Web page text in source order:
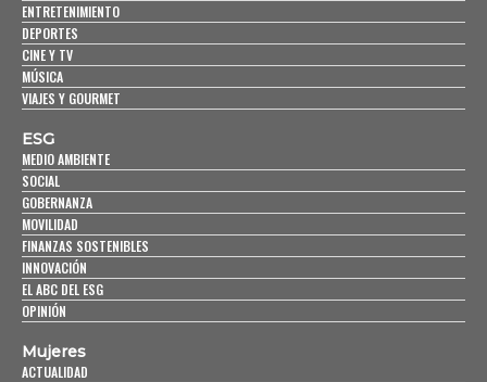
ENTRETENIMIENTO
DEPORTES
CINE Y TV
MÚSICA
VIAJES Y GOURMET
ESG
MEDIO AMBIENTE
SOCIAL
GOBERNANZA
MOVILIDAD
FINANZAS SOSTENIBLES
INNOVACIÓN
EL ABC DEL ESG
OPINIÓN
Mujeres
ACTUALIDAD